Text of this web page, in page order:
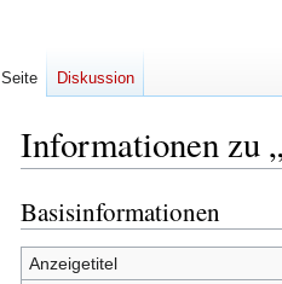
Informationen zu
Zur
Navigation
springen
Zur
Suche
springen
Basisinformationen
Anzeigetitel
Seite Diskussion